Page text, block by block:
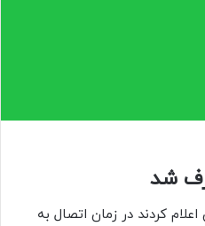
شد
کردند در زمان اتصال به